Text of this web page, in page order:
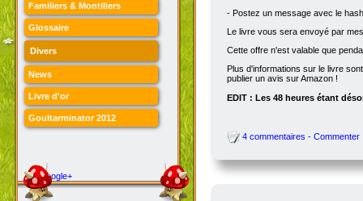
Familiers & Montiliers
Glossaire
Divers
News
Livre d'or
Goultarminator 2012
Google+
- Postez un message avec le
Le livre vous sera envoyé par
Cette offre n'est valable que
Plus d'informations sur le livre
publier un avis sur Amazon !
EDIT : Les 48 heures étant
4 commentaires - Commenter